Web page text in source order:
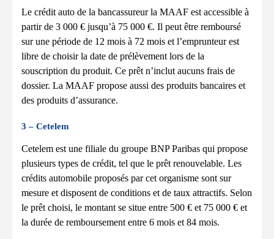
Le crédit auto de la bancassureur la MAAF est accessible à
partir de 3 000 € jusqu’à 75 000 €. Il peut être remboursé
sur une période de 12 mois à 72 mois et l’emprunteur est
libre de choisir la date de prélèvement lors de la
souscription du produit. Ce prêt n’inclut aucuns frais de
dossier. La MAAF propose aussi des produits bancaires et
des produits d’assurance.
3 – Cetelem
Cetelem est une filiale du groupe BNP Paribas qui propose
plusieurs types de crédit, tel que le prêt renouvelable. Les
crédits automobile proposés par cet organisme sont sur
mesure et disposent de conditions et de taux attractifs. Selon
le prêt choisi, le montant se situe entre 500 € et 75 000 € et
la durée de remboursement entre 6 mois et 84 mois.